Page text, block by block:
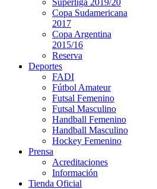
Superliga 2019/20
Copa Sudamericana
2017
Copa Argentina
2015/16
Reserva
Deportes
FADI
Fútbol Amateur
Futsal Femenino
Futsal Masculino
Handball Femenino
Handball Masculino
Hockey Femenino
Prensa
Acreditaciones
Información
Tienda Oficial